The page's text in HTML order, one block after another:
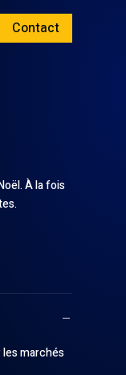
Contact
À la fois
marchés